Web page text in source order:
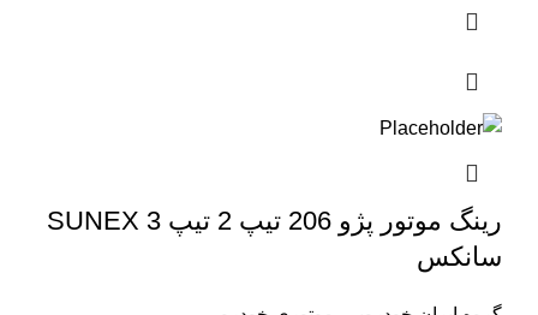
رینگ موتور پژو 206 تیپ 2 تیپ 3 SUNEX
سانکس